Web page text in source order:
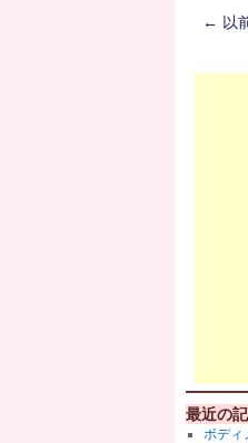
← 以
最近の
ボディ